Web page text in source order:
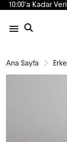
10:00'a Kadar
Ana Sayfa